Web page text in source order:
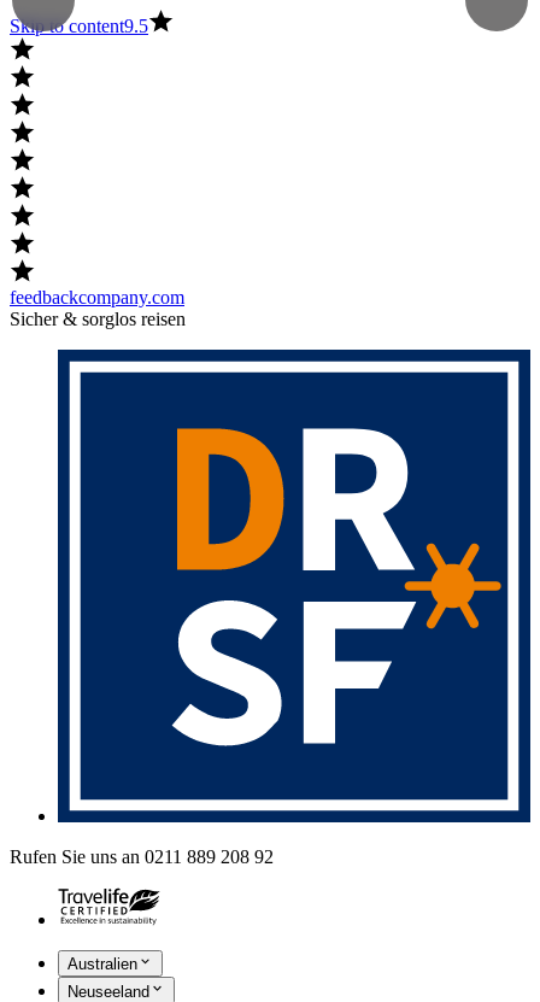
Skip to content9.5
feedbackcompany.com
Sicher & sorglos reisen
Rufen Sie uns an 0211 889 208 92
Australien
Neuseeland